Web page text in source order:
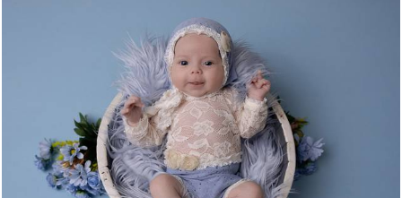
312 0